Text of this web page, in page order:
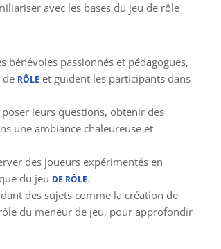
avec les bases du jeu de rôle
bénévoles passionnés et pédagogues,
de RÔLE et guident les participants dans
leurs questions, obtenir des
une ambiance chaleureuse et
des joueurs expérimentés en
du jeu DE RÔLE.
des sujets comme la création de
du meneur de jeu, pour approfondir